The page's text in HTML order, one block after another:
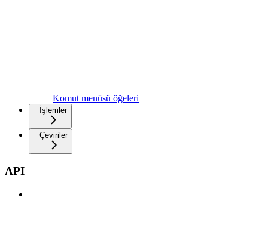
Komut menüsü öğeleri
İşlemler
Çeviriler
API